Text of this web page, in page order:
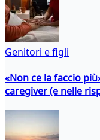
Genitori e figli
«Non ce la faccio
caregiver (e nelle